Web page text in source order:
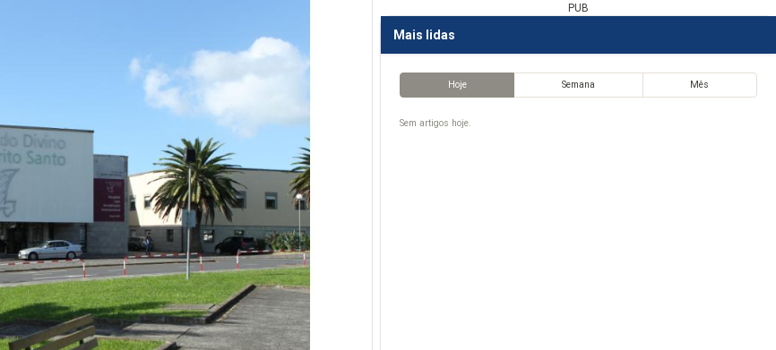
PUB
Mais lidas
Hoje Semana Mês
Sem artigos hoje.